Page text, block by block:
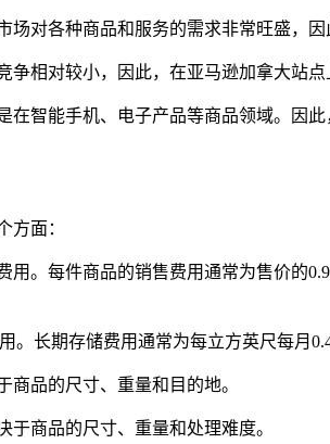
对各种商品和服务的需求非常旺盛，
相对较小，因此，在亚马逊加拿大站点
智能手机、电子产品等商品领域。因
方面：
。每件商品的销售费用通常为售价的
。长期存储费用通常为每立方英尺每月
品的尺寸、重量和目的地。
商品的尺寸、重量和处理难度。